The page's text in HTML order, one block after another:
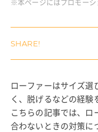
ローファーはサイズ
く、脱げるなどの経験
こちらの記事では、
合わないときの対策に